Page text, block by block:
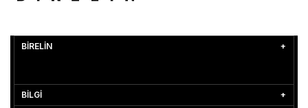
BİRELİN
BİLGİ